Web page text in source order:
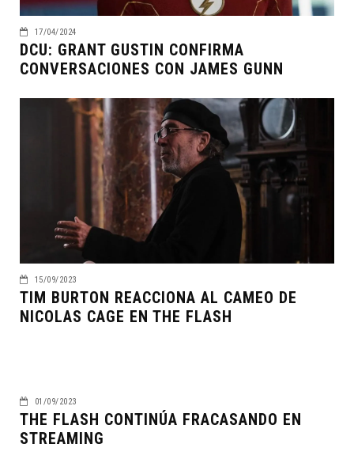
17/04/2024
DCU: GRANT GUSTIN CONFIRMA
CONVERSACIONES CON JAMES GUNN
15/09/2023
TIM BURTON REACCIONA AL CAMEO DE
NICOLAS CAGE EN THE FLASH
01/09/2023
THE FLASH CONTINÚA FRACASANDO EN
STREAMING